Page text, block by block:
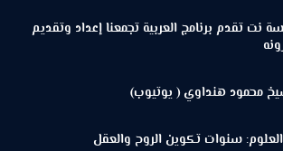
نت تقدم برنامج العربية تجمعنا إعداد وتقديم
محمود هنداوي ( يوتيوب)
سنوات تكوين الروح والعقل